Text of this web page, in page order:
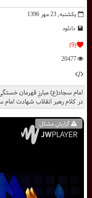
گزارش مشکل
امام سجاد(ع) مبارزِ قهرمان
در كلام رهبر انقلاب شهادت
یکشنبه, 23 مهر 1396
دانلود
(9)
20477